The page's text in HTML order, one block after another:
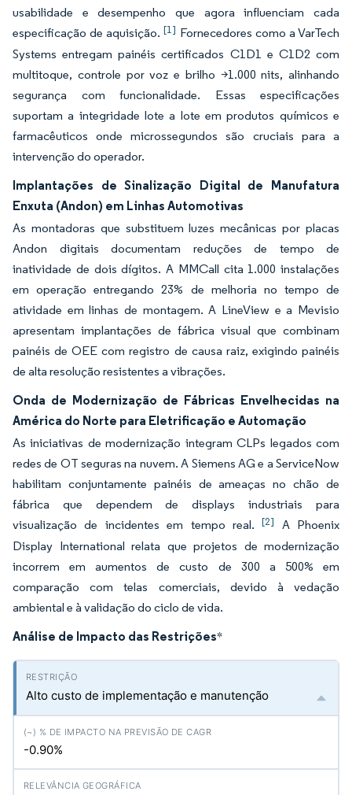
usabilidade e desempenho que agora influenciam cada
especificação de aquisição.[1] Fornecedores como a VarTech
Systems entregam painéis certificados C1D1 e C1D2 com
multitoque, controle por voz e brilho >1.000 nits, alinhando
segurança com funcionalidade. Essas especificações
suportam a integridade lote a lote em produtos químicos e
farmacêuticos onde microssegundos são cruciais para a
intervenção do operador.
Implantações de Sinalização Digital de Manufatura
Enxuta (Andon) em Linhas Automotivas
As montadoras que substituem luzes mecânicas por placas
Andon digitais documentam reduções de tempo de
inatividade de dois dígitos. A MMCall cita 1.000 instalações
em operação entregando 23% de melhoria no tempo de
atividade em linhas de montagem. A LineView e a Mevisio
apresentam implantações de fábrica visual que combinam
painéis de OEE com registro de causa raiz, exigindo painéis
de alta resolução resistentes a vibrações.
Onda de Modernização de Fábricas Envelhecidas na
América do Norte para Eletrificação e Automação
As iniciativas de modernização integram CLPs legados com
redes de OT seguras na nuvem. A Siemens AG e a ServiceNow
habilitam conjuntamente painéis de ameaças no chão de
fábrica que dependem de displays industriais para
visualização de incidentes em tempo real.[2]
A Phoenix
Display International relata que projetos de modernização
incorrem em aumentos de custo de 300 a 500% em
comparação com telas comerciais, devido à vedação
ambiental e à validação do ciclo de vida.
Análise de Impacto das Restrições*
Alto custo de implementação e manutenção
-0.90%